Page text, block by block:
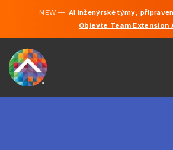
NEW —AI inženýrské týmy,
Objevte Team Extension